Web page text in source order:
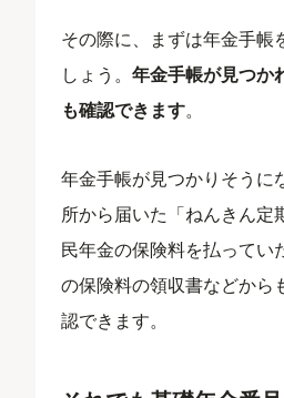
その際に、まずは年金手帳
しょう。年金手帳が見つか
も確認できます。
年金手帳が見つかりそうに
所から届いた「ねんきん定
民年金の保険料を払ってい
の保険料の領収書などから
認できます。